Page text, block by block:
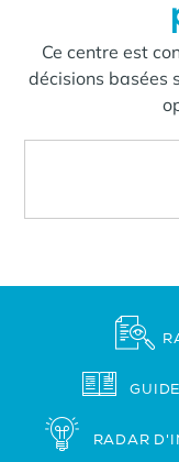
Ce centre est
décisions basées
RADAR